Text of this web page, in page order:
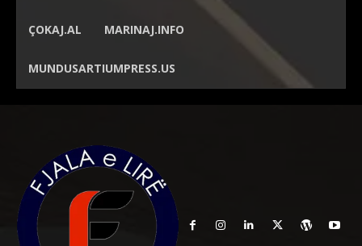
ÇOKAJ.AL MARINAJ.INFO
MUNDUSARTIUMPRESS.US